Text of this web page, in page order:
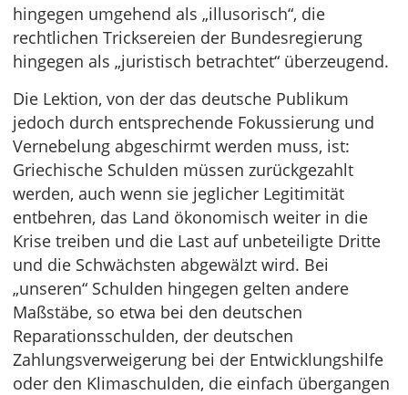
hingegen umgehend als „illusorisch“, die
rechtlichen Tricksereien der Bundesregierung
hingegen als „juristisch betrachtet“ überzeugend.
Die Lektion, von der das deutsche Publikum
jedoch durch entsprechende Fokussierung und
Vernebelung abgeschirmt werden muss, ist:
Griechische Schulden müssen zurückgezahlt
werden, auch wenn sie jeglicher Legitimität
entbehren, das Land ökonomisch weiter in die
Krise treiben und die Last auf unbeteiligte Dritte
und die Schwächsten abgewälzt wird. Bei
„unseren“ Schulden hingegen gelten andere
Maßstäbe, so etwa bei den deutschen
Reparationsschulden, der deutschen
Zahlungsverweigerung bei der Entwicklungshilfe
oder den Klimaschulden, die einfach übergangen